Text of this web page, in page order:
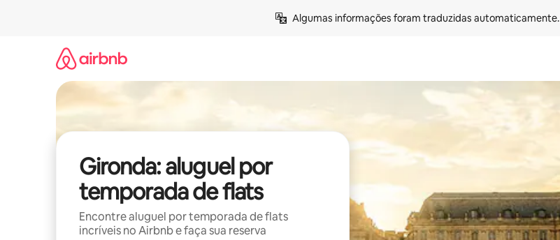
Algumas informações foram traduzidas automaticamente.
Gironda: aluguel por
temporada de flats
Encontre aluguel por temporada de flats
incríveis no Airbnb e faça sua reserva